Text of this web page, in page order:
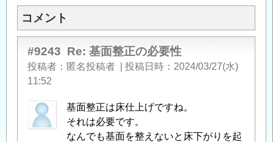
コメント
#9243 Re: 基面整正の必要性
投稿者 匿名投稿者 投稿日時
2024/03/27(水)
11:52
基面整正は床仕上げですね。
それは必要です。
なんでも基面を整えないと床下がりを起